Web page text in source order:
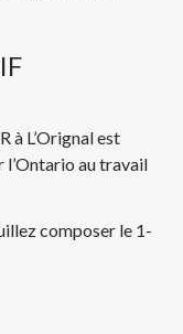
à L’Orignal est
l’Ontario au travail
composer le 1-